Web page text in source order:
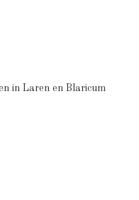
in Laren en Blaricum